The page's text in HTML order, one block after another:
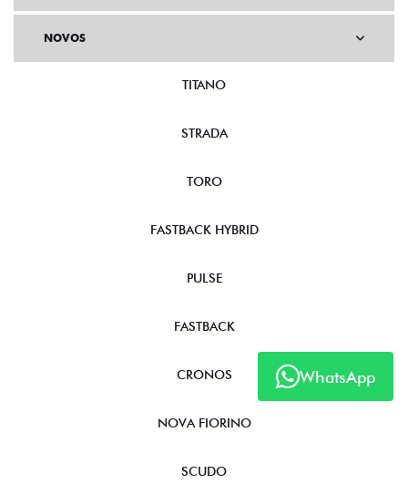
WhatsApp
NOVOS
TITANO
STRADA
TORO
FASTBACK HYBRID
PULSE
FASTBACK
CRONOS
NOVA FIORINO
SCUDO